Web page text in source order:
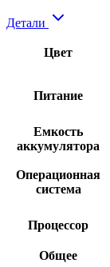
Детали
Цвет
Питание
Емкость
аккумулятора
Операционная
система
Процессор
Общее